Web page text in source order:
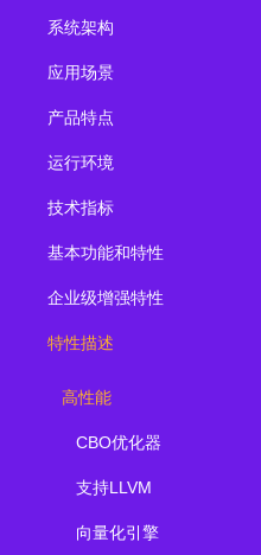
2.0.0 (LTS)
3.1.1 (EOM)
3.1.0 (EOM)
1.1.0 (EOM)
1.0.1 (EOM)
1.0.0 (EOM)
系统架构
应用场景
产品特点
运行环境
技术指标
基本功能和特性
企业级增强特性
特性描述
高性能
CBO优化器
支持LLVM
向量化引擎